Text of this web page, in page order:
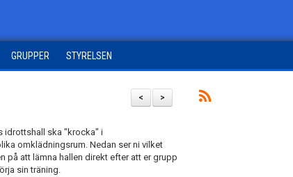
GRUPPER STYRELSEN
>
<
idrottshall ska "krocka" i
omklädningsrum. Nedan ser ni vilket
på att lämna hallen direkt efter att er grupp
sin träning.